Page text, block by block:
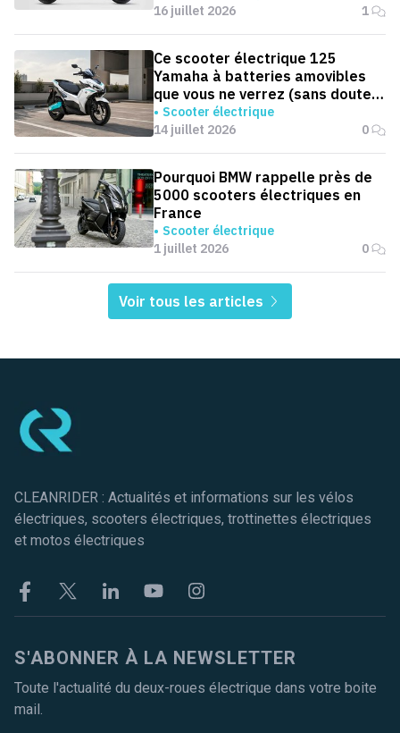
16 juillet 2026
1
Ce scooter électrique 125
Yamaha à batteries amovibles
que vous ne verrez (sans doute)
jamais en Europe
Scooter électrique
14 juillet 2026
0
Pourquoi BMW rappelle près de
5000 scooters électriques en
France
Scooter électrique
1 juillet 2026
0
Voir tous les articles
CLEANRIDER : Actualités et informations sur les vélos
électriques, scooters électriques, trottinettes électriques
et motos électriques
FacebookTwitter LinkekinYoutubeInstagram
S'ABONNER À LA NEWSLETTER
Toute l'actualité du deux-roues électrique dans votre boite
mail.